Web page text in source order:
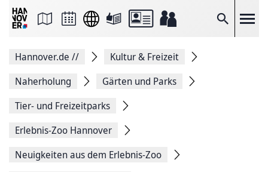
Suche
Seite
Facebook
teilen
Seitenlink
Seite
Hannover.de //
Kultur & Freizeit
Naherholung
Gärten und Parks
Tier- und Freizeitparks
Erlebnis-Zoo Hannover
Neuigkeiten aus dem Erlebnis-Zoo